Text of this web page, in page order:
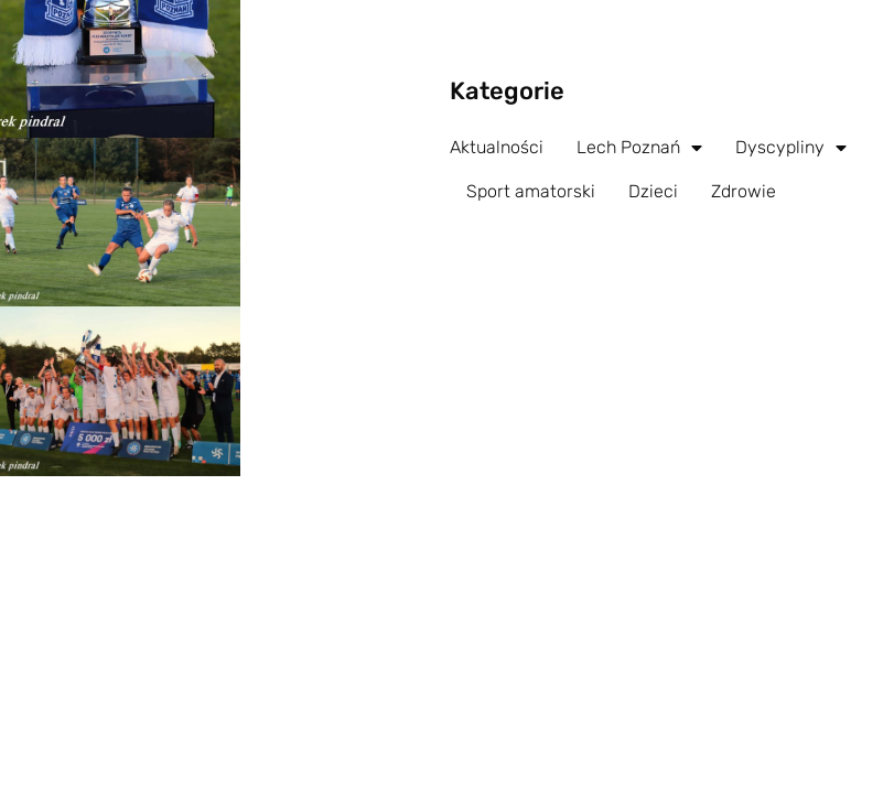
Kategorie
Aktualności Lech Poznań Dyscypliny
Sport amatorski Dzieci Zdrowie